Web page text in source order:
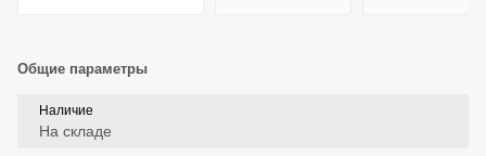
Общие параметры
Наличие
На складе